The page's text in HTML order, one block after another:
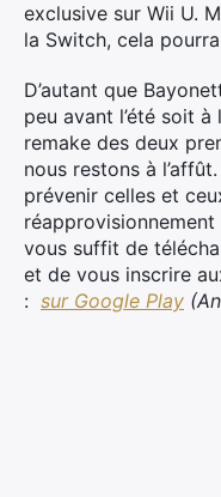
exclusive sur Wii U.
la Switch, cela
D’autant que
peu avant l’été soit à
remake des deux
nous restons à
prévenir celles et
vous suffit de
et de vous inscrire
: sur Google Play